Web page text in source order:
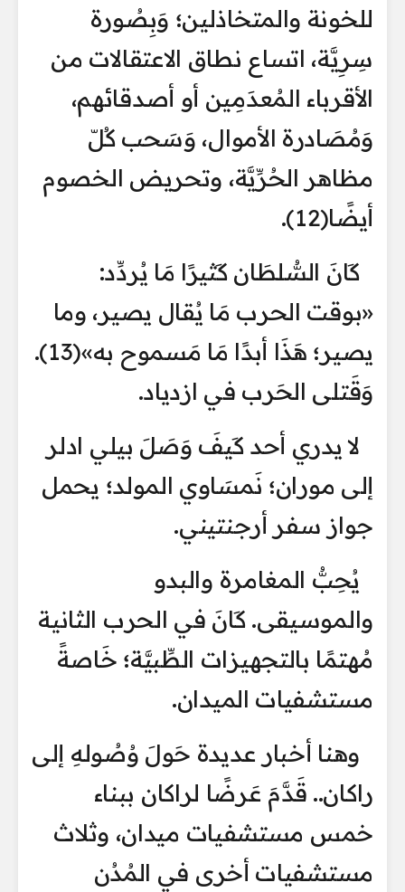
للخونة والمتخاذلين؛ وَبِصُورة
سِرِيَّة، اتساع نطاق الاعتقالات من
الأقرباء المُعدَمِين أو أصدقائهم،
وَمُصَادرة الأموال، وَسَحب كُلّ
مظاهر الحُرِّيَّة، وتحريض الخصوم
أيضًا(12).
كَانَ السُّلطَان كَثيرًا مَا يُردِّد:
«بوقت الحرب مَا يُقال يصير، وما
يصير؛ هَذَا أبدًا مَا مَسموح به»(13).
وَقَتلى الحَرب في ازدياد.
لا يدري أحد كَيفَ وَصَلَ بيلي ادلر
إلى موران؛ نَمسَاوي المولد؛ يحمل
جواز سفر أرجنتيني.
يُحِبُّ المغامرة والبدو
والموسيقى. كَانَ في الحرب الثانية
مُهتمًا بالتجهيزات الطِّبيَّة؛ خَاصةً
مستشفيات الميدان.
وهنا أخبار عديدة حَولَ وُصُولهِ إلى
راكان.. قَدَّمَ عَرضًا لراكان ببناء
خمس مستشفيات ميدان، وثلاث
مستشفيات أخرى في المُدُن